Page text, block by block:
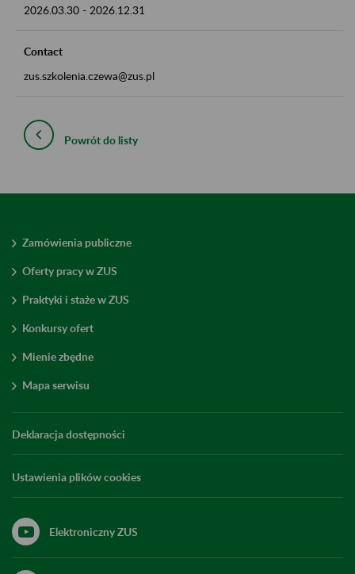
2026.03.30 - 2026.12.31
Contact
zus.szkolenia.czewa@zus.pl
Powrót do listy
Zamówienia publiczne
Oferty pracy w ZUS
Praktyki i staże w ZUS
Konkursy ofert
Mienie zbędne
Mapa serwisu
Deklaracja dostępności
Ustawienia plików cookies
Elektroniczny ZUS